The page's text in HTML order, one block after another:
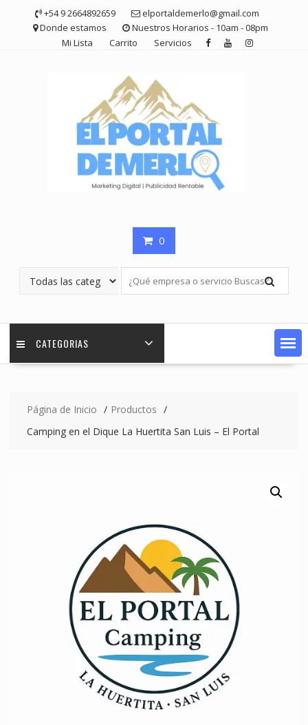
contenido
+54 9 2664892659
elportaldemerlo@gmail.com
Donde estamos
Nuestros Horarios - 10am - 08pm
Mi Lista
Carrito Servicios
0
CATEGORIAS
Página de Inicio
Productos
Camping en el Dique La Huertita San Luis – El Portal